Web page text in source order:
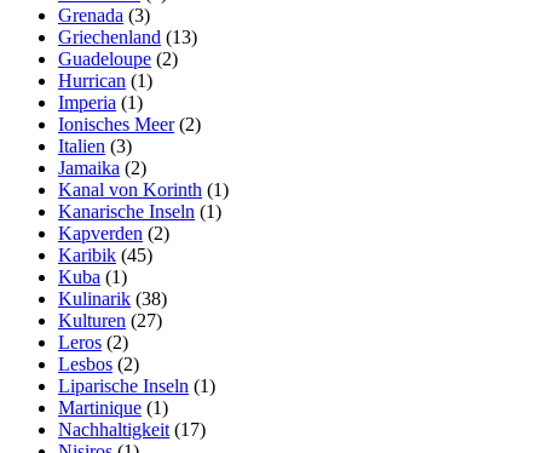
Grenada (3)
Griechenland (13)
Guadeloupe (2)
Hurrican (1)
Imperia (1)
Ionisches Meer(2)
Italien (3)
Jamaika (2)
Kanal von Korinth (1)
Kanarische Inseln (1)
Kapverden (2)
Karibik (45)
Kuba (1)
Kulinarik (38)
Kulturen (27)
Leros (2)
Lesbos (2)
Liparische Inseln (1)
Martinique (1)
Nachhaltigkeit (17)